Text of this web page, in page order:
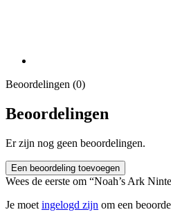
Beoordelingen (0)
Beoordelingen
Er zijn nog geen beoordelingen.
Een beoordeling toevoegen
Wees de eerste om “Noah’s Ark
Je moet ingelogd zijn om een